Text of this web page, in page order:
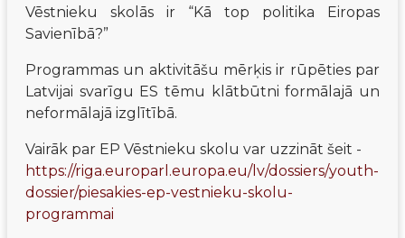
Vēstnieku skolās ir “Kā top politika Eiropas
Savienībā?”
Programmas un aktivitāšu mērķis ir rūpēties par
Latvijai svarīgu ES tēmu klātbūtni formālajā un
neformālajā izglītībā.
https://riga.europarl.europa.eu/lv/dossiers/youth-
dossier/piesakies-ep-vestnieku-skolu-
programmai